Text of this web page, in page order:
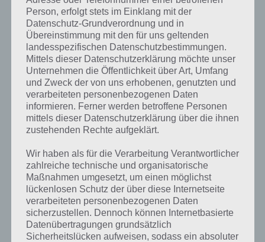
Auf WhatsApp teilen Teilen auf Facebook
Tweet auf Twitter
Mehr Artikel hier auf Touchportal
Person, erfolgt stets im Einklang mit der
Datenschutz-Grundverordnung und in
Übereinstimmung mit den für uns geltenden
landesspezifischen Datenschutzbestimmungen.
Mittels dieser Datenschutzerklärung möchte unser
Unternehmen die Öffentlichkeit über Art, Umfang
und Zweck der von uns erhobenen, genutzten und
verarbeiteten personenbezogenen Daten
informieren. Ferner werden betroffene Personen
mittels dieser Datenschutzerklärung über die ihnen
zustehenden Rechte aufgeklärt.
Wir haben als für die Verarbeitung Verantwortlicher
zahlreiche technische und organisatorische
Maßnahmen umgesetzt, um einen möglichst
lückenlosen Schutz der über diese Internetseite
verarbeiteten personenbezogenen Daten
sicherzustellen. Dennoch können Internetbasierte
Datenübertragungen grundsätzlich
Sicherheitslücken aufweisen, sodass ein absoluter